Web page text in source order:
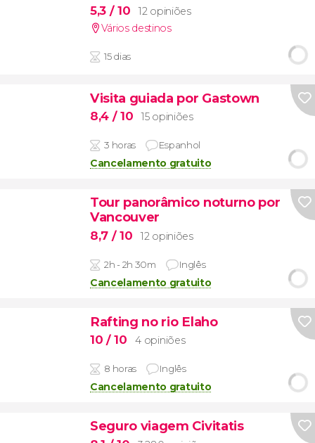
5,3 / 10
12 opiniões
Vários destinos
15 dias
Visita guiada por Gastown
8,4 / 10 15 opiniões
3 horas Espanhol
Cancelamento gratuito
Tour panorâmico noturno por
Vancouver
8,7 / 10 12 opiniões
2h - 2h 30m Inglês
Cancelamento gratuito
Rafting no rio Elaho
10 / 10 4 opiniões
8 horas Inglês
Cancelamento gratuito
Seguro viagem Civitatis